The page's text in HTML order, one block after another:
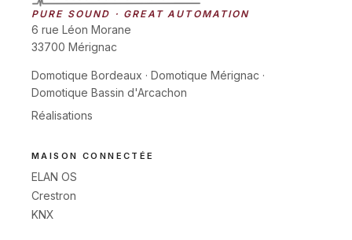
PURE SOUND · GREAT AUTOMATION
6 rue Léon Morane
33700 Mérignac
Domotique Bordeaux · Domotique Mérignac ·
Domotique Bassin d'Arcachon
Réalisations
MAISON CONNECTÉE
ELAN OS
Crestron
KNX